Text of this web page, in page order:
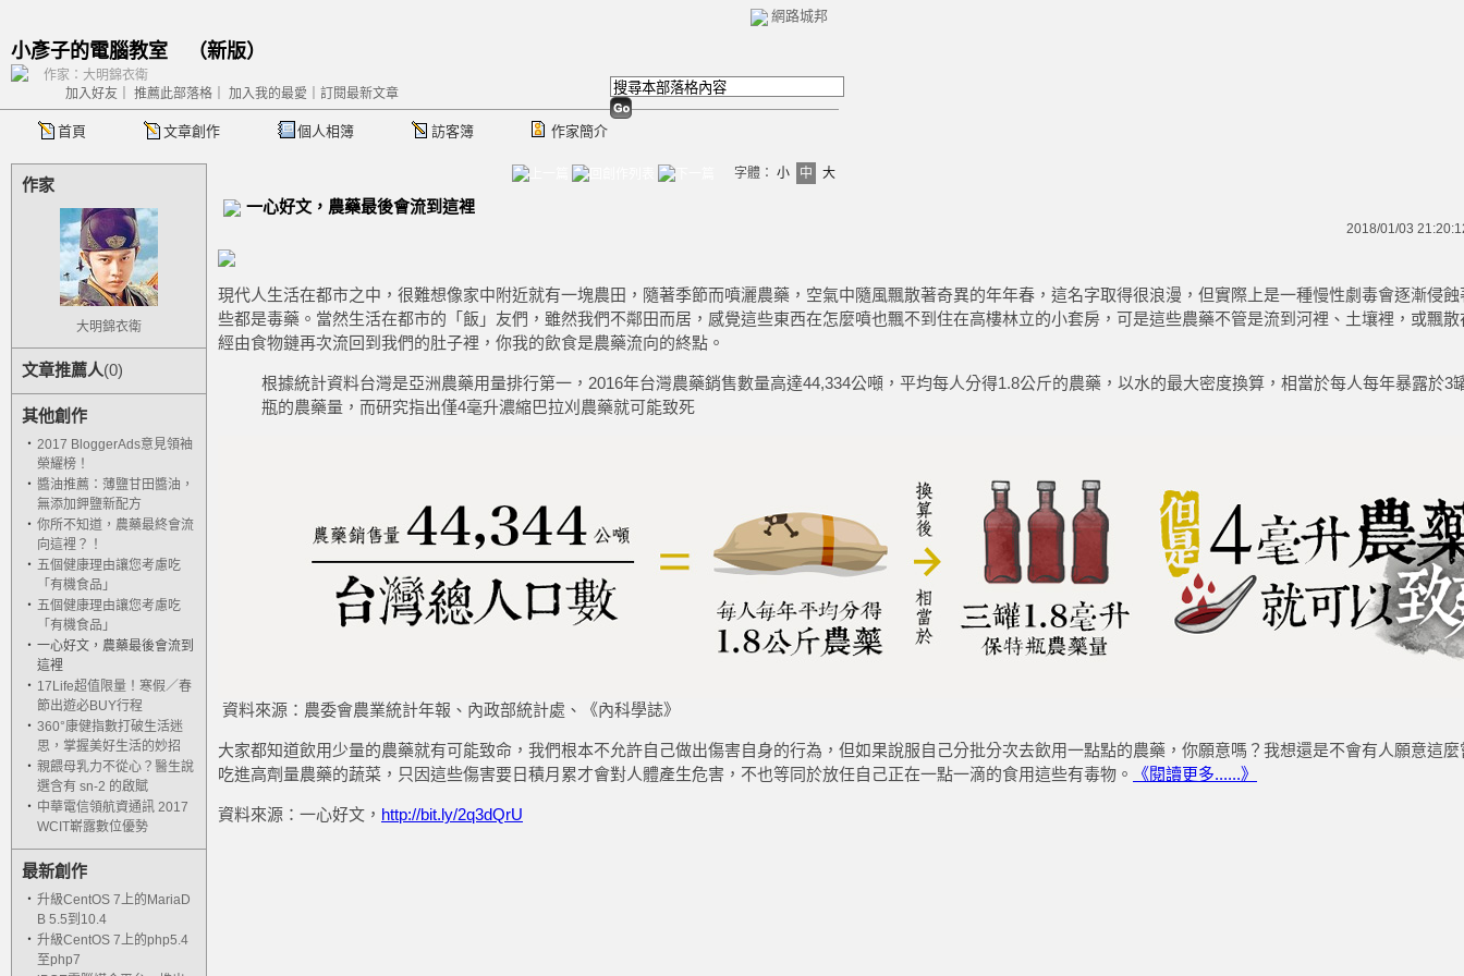
網路城邦
小彥子的電腦教室 （新版）
首頁 文章創作 個人相簿 訪客簿 作家簡介
加入好友 推薦此部落格 加入我的最愛 訂閱最新文章
作家：大明錦衣衛
作家
大明錦衣衛
文章推薦人(0)
其他創作
‧ 2017 BloggerAds意見領袖
榮耀榜！
‧ 醬油推薦：薄鹽甘田醬油，
無添加鉀鹽新配方
‧ 你所不知道，農藥最終會流
向這裡？！
‧ 五個健康理由讓您考慮吃
「有機食品」
‧ 五個健康理由讓您考慮吃
「有機食品」
‧ 一心好文，農藥最後會流到
這裡
‧ 17Life超值限量！寒假／春
節出遊必BUY行程
‧ 360°康健指數打破生活迷
思，掌握美好生活的妙招
‧ 親餵母乳力不從心？醫生說
選含有 sn-2 的啟賦
‧ 中華電信領航資通訊 2017
WCIT嶄露數位優勢
最新創作
‧ 升級CentOS 7上的MariaD
B 5.5到10.4
‧ 升級CentOS 7上的php5.4
至php7
字體： 小 中 大
一心好文，農藥最後會流到這裡
2018/01/03
現代人生活在都市之中，很難想像家中附近就有一塊農田，隨著季節而噴灑農藥，空氣中隨風飄散著奇異的年年春，這名字取得很浪漫，但實際上是一種慢性劇毒會逐漸侵
些都是毒藥。當然生活在都市的「飯」友們，雖然我們不鄰田而居，感覺這些東西在怎麼噴也飄不到住在高樓林立的小套房，可是這些農藥不管是流到河裡、土壤裡，或飄
經由食物鏈再次流回到我們的肚子裡，你我的飲食是農藥流向的終點。
根據統計資料台灣是亞洲農藥用量排行第一，2016年台灣農藥銷售數量高達44,334公噸，平均每人分得1.8公斤的農藥，以水的最大密度換算，相當於每人每年暴露於3
瓶的農藥量，而研究指出僅4毫升濃縮巴拉刈農藥就可能致死
資料來源：農委會農業統計年報、內政部統計處、《內科學誌》
大家都知道飲用少量的農藥就有可能致命，我們根本不允許自己做出傷害自身的行為，但如果說服自己分批分次去飲用一點點的農藥，你願意嗎？我想還是不會有人願意這
吃進高劑量農藥的蔬菜，只因這些傷害要日積月累才會對人體產生危害，不也等同於放任自己正在一點一滴的食用這些有毒物。
《閱讀更多......》
資料來源：一心好文， http://bit.ly/2q3dQrU